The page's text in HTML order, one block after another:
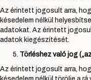
Az érintett jogosult arra,
késedelem nélkül
adatokat. Az érintett
adatok kiegészítését.
Törléshez való jog
Az érintett jogosult arra,